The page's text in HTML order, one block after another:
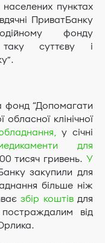
пунктах
ПриватБанку
фонду
суттєву і
фонд “Допомагати
клінічної
у січні
для
тисяч гривень.У
закупили для
більше ніж
збір коштівдля
від